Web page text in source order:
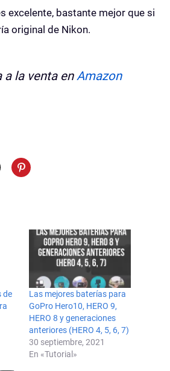
excelente, bastante mejor que si
original de Nikon.
a la venta en Amazon
de
Las mejores baterías para
GoPro Hero10, HERO 9,
HERO 8 y generaciones
anteriores (HERO 4, 5, 6, 7)
30 septiembre, 2021
En «Tutorial»